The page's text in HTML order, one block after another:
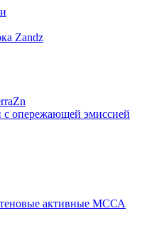
Zandz
опережающей эмиссией
активные МССА